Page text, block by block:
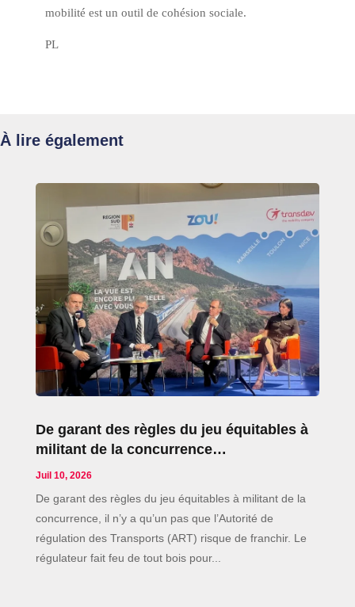
mobilité est un outil de cohésion sociale.
PL
À lire également
De garant des règles du jeu équitables à
militant de la concurrence…
Juil 10, 2026
De garant des règles du jeu équitables à militant de la
concurrence, il n’y a qu’un pas que l’Autorité de
régulation des Transports (ART) risque de franchir. Le
régulateur fait feu de tout bois pour...